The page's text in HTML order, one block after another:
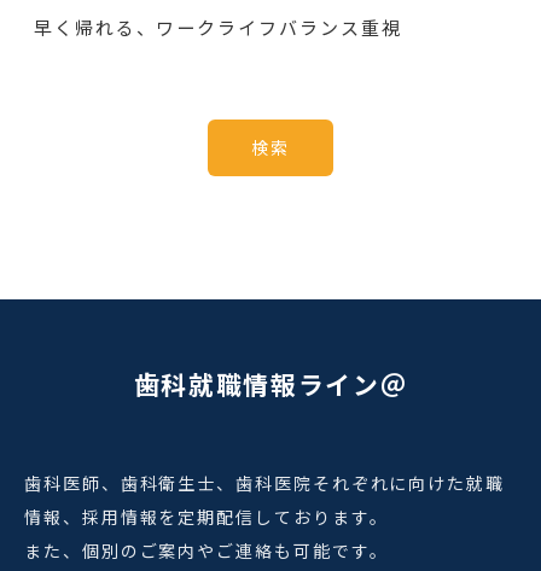
早く帰れる、ワークライフバランス重視
検索
歯科就職情報ライン＠
歯科医師、歯科衛生士、歯科医院それぞれに向けた就職
情報、採用情報を定期配信しております。
また、個別のご案内やご連絡も可能です。